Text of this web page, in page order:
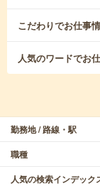
こだわりでお仕事
人気のワードでお
勤務地 / 路線・駅
職種
人気の検索インデック